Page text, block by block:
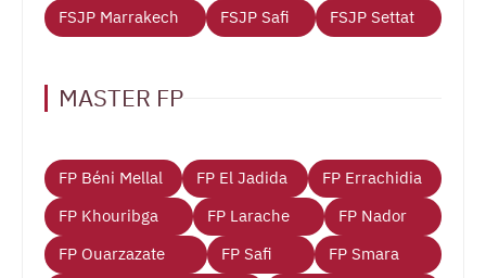
FSJP Marrakech
FSJP Safi FSJP Settat
MASTER FP
FP Béni Mellal FP El Jadida
FP Errachidia
FP Khouribga
FP Larache
FP Nador
FP Ouarzazate
FP Safi
FP Smara